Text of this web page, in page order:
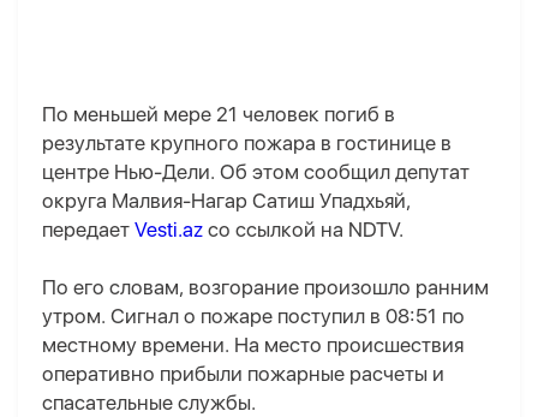
По меньшей мере 21 человек погиб в
результате крупного пожара в гостинице в
центре Нью-Дели. Об этом сообщил депутат
округа Малвия-Нагар Сатиш Упадхьяй,
передает Vesti.az со ссылкой на NDTV.
По его словам, возгорание произошло ранним
утром. Сигнал о пожаре поступил в 08:51 по
местному времени. На место происшествия
оперативно прибыли пожарные расчеты и
спасательные службы.